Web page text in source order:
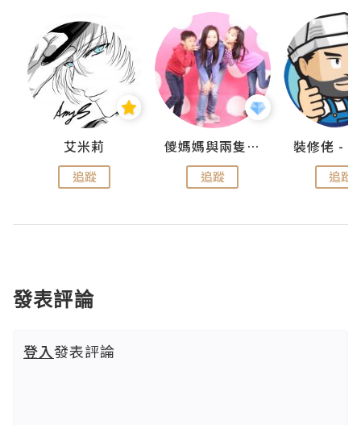
艾米莉
追蹤
儍媽媽與兩隻小魔怪之家
追蹤 追蹤
發表評論
登入發表評論